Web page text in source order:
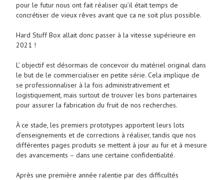
pour le futur nous ont fait réaliser qu’il était temps de
concrétiser de vieux rêves avant que ca ne soit plus possible.
Hard Stuff Box allait donc passer à la vitesse supérieure en
2021 !
L’ objectif est désormais de concevoir du matériel original dans
le but de le commercialiser en petite série. Cela implique de
se professionnaliser à la fois administrativement et
logistiquement, mais surtout de trouver les bons partenaires
pour assurer la fabrication du fruit de nos recherches.
À ce stade, les premiers prototypes apportent leurs lots
d’enseignements et de corrections à réaliser, tandis que nos
différentes pages produits se mettent à jour au fur et à mesure
des avancements – dans une certaine confidentialité.
Après une première année ralentie par des difficultés